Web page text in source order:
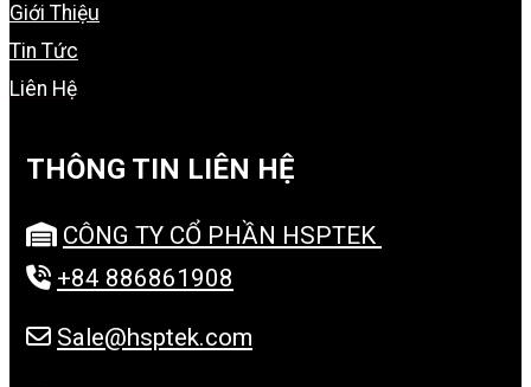
Giới Thiệu
Tin Tức
Liên Hệ
THÔNG TIN LIÊN HỆ
CÔNG TY CỔ PHẦN HSPTEK
+84 886861908
Sale@hsptek.com